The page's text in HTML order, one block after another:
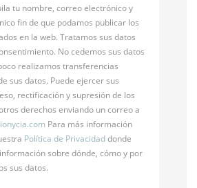
tu nombre, correo electrónico y
fin de que podamos publicar los
en la web. Tratamos sus datos
No cedemos sus datos
realizamos transferencias
sus datos. Puede ejercer sus
rectificación y supresión de los
derechos enviando un correo a
Para más información
Política de Privacidaddonde
sobre dónde, cómo y por
sus datos.